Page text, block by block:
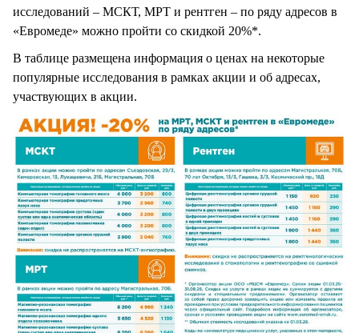
исследований – МСКТ, МРТ и рентген – по ряду адресов в
«Евромеде» можно пройти со скидкой 20%*.
В таблице размещена информация о ценах на некоторые
популярные исследования в рамках акции и об адресах,
участвующих в акции.